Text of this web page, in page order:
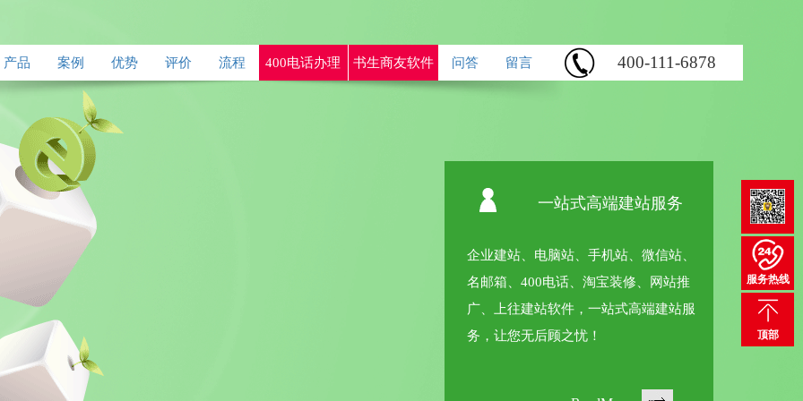
一站式高端建站服务
企业建站、电脑站、手机站、微信站、域
名邮箱、400电话、淘宝装修、网站推
广、上往建站软件，一站式高端建站服
务，让您无后顾之忧！
产品 案例 优势 评价 流程 400电话办理 书生商友软件 问答 留言 400-111-6878
服务热线
顶部